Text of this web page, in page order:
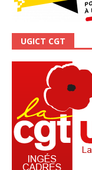
UGICT CGT